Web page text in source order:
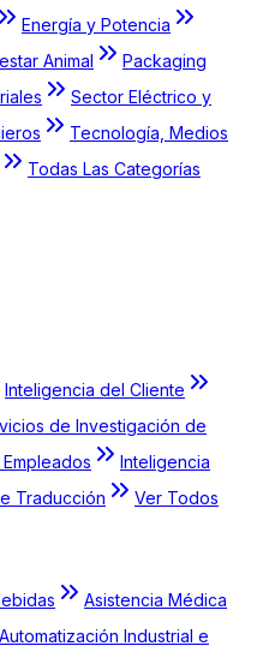
Energía y Potencia
Animal
Packaging
Sector Eléctrico y
Tecnología, Medios
Todas Las Categorías
Inteligencia del Cliente
de Investigación de
Inteligencia
Traducción
Ver Todos
Asistencia Médica
Automatización Industrial e